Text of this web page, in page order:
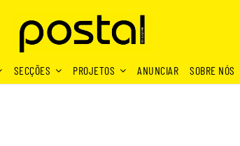
SECÇÕES PROJETOS ANUNCIAR SOBRE NÓS